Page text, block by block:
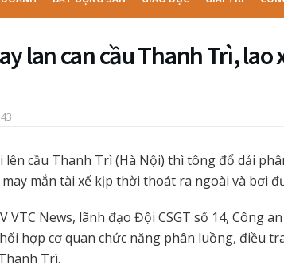
lan can cầu Thanh Trì, lao
lên cầu Thanh Trì (Hà Nội) thì tông đổ dải
mắn tài xế kịp thời thoát ra ngoài và bơi
VTC News, lãnh đạo Đội CSGT số 14, Công
hợp cơ quan chức năng phân luồng, điều
Trì.